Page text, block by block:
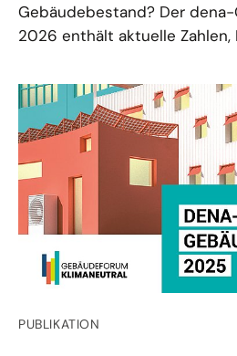
Gebäudebestand? Der
2026 enthält aktuelle Zahlen,
PUBLIKATION